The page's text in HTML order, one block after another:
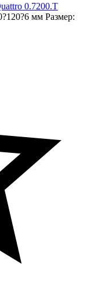
0.7200.T
мм Размер: